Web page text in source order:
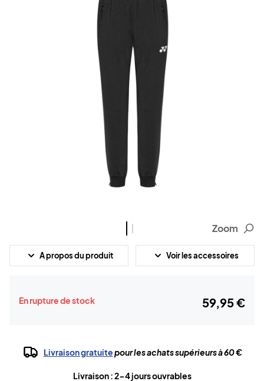
Zoom
A propos du produit Voir les accessoires
En rupture de stock 59,95 €
Livraison gratuitepour les achats supérieurs à 60 €
Livraison : 2-4 jours ouvrables